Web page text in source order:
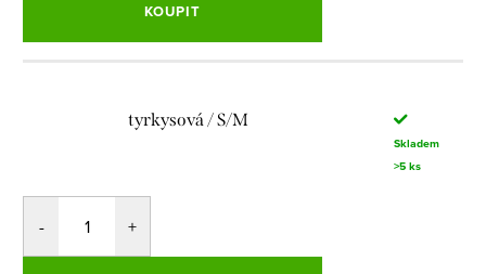
KOUPIT
tyrkysová / S/M
Skladem
>5 ks